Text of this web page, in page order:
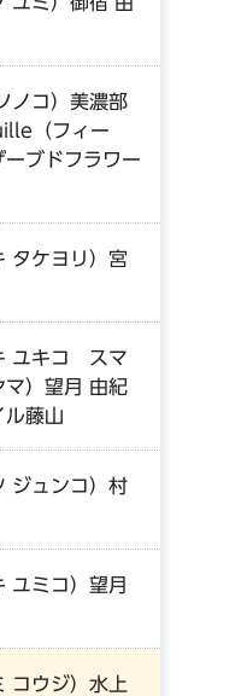
ノコ）美濃部
（フィー
ーブドフラワー
タケヨリ）宮
ユキコ スマ
マ）望月 由紀
藤山
ジュンコ）村
ユミコ）望月
コウジ）水上